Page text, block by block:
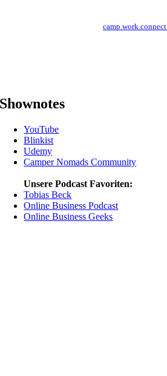
camp.work.connect.
Shownotes
YouTube
Blinkist
Udemy
Camper Nomads Community
Unsere Podcast Favoriten:
Tobias Beck
Online Business Podcast
Online Business Geeks